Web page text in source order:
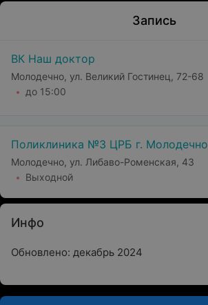
Запись
ВК Наш доктор
Молодечно, ул. Великий Гостинец, 72-68
до 15:00
Поликлиника №3 ЦРБ г. Молодечно
Молодечно, ул. Либаво-Роменская, 43
Выходной
Инфо
Обновлено: декабрь 2024